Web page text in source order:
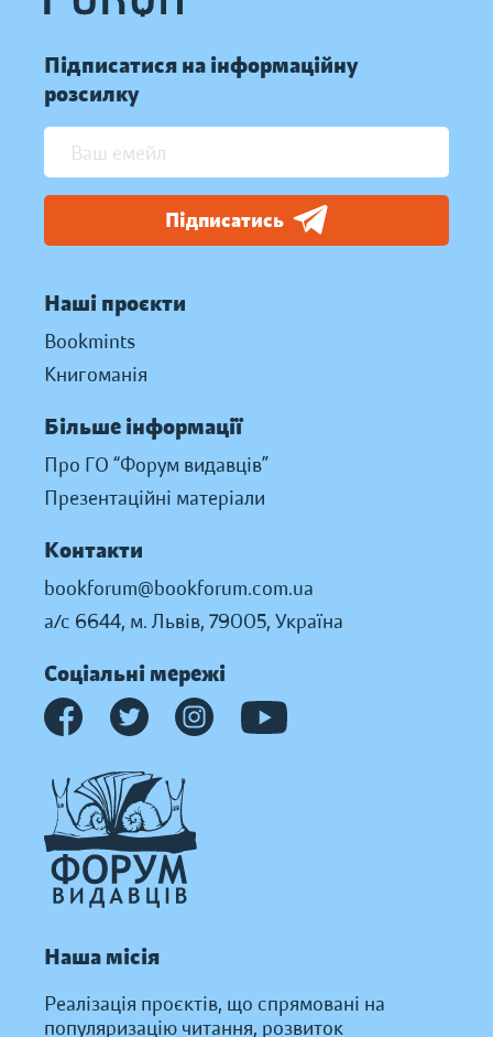
Підписатися на інформаційну
розсилку
Підписатись
Наші проєкти
Bookmints
Книгоманія
Більше інформації
Про ГО “Форум видавців”
Презентаційні матеріали
Контакти
bookforum@bookforum.com.ua
а/с 6644, м. Львів, 79005, Україна
Соціальні мережі
Наша місія
Реалізація проєктів, що спрямовані на
популяризацію читання, розвиток